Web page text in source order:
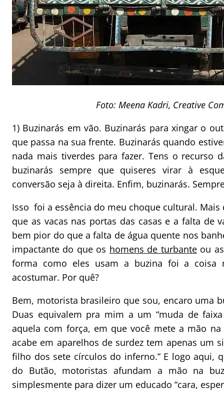
Foto: Meena Kadri, Creative
1) Buzinarás em vão. Buzinarás para xingar o
que passa na sua frente. Buzinarás quando
nada mais tiverdes para fazer. Tens o recurso
buzinarás sempre que quiseres virar à
conversão seja à direita. Enfim, buzinarás.
Isso foi a essência do meu choque cultural.
que as vacas nas portas das casas e a falta de
bem pior do que a falta de água quente nos
impactante do que os homens de turbanteou as
forma como eles usam a buzina foi a coisa
acostumar. Por quê?
Bem, motorista brasileiro que sou, encaro uma
Duas equivalem pra mim a um “muda de
aquela com força, em que você mete a mão
acabe em aparelhos de surdez tem apenas um
filho dos sete círculos do inferno.” E logo aqui,
do Butão, motoristas afundam a mão na
simplesmente para dizer um educado “cara,